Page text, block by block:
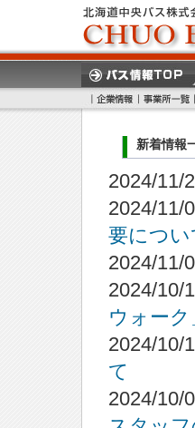
新着情報
2024/11/
2024/11/
要につい
2024/11/
2024/10/
ウォーク
2024/10/
て
2024/10/